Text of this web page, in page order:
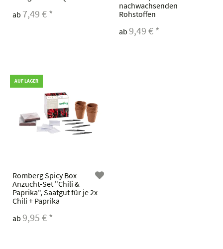
ab 7,49 € *
nachwachsenden
Rohstoffen
ab 9,49 € *
AUF LAGER
Romberg Spicy Box
Anzucht-Set "Chili &
Paprika", Saatgut für je 2x
Chili + Paprika
ab 9,95 € *